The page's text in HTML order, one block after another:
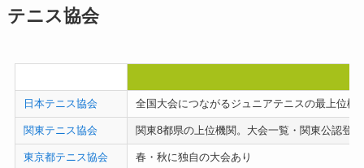
ルネサンス鷹之台
テニス協会
日本テニス協会 全国大会につながるジュニアテニスの最上位機
関東テニス協会 関東8都県の上位機関。大会一覧・関東公認登
東京都テニス協会 春・秋に独自の大会あり